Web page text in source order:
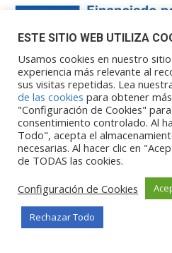
Financiado por la Unión Europea
embargo, los puntos de vista y las
opiniones expresadas son
no reflejan necesariamente los de
la Unión Europea o la Comisión
la Comisión Europea pueden ser
consideradas responsables de las
ESTE SITIO WEB UTILIZA
Usamos cookies en nuestro
experiencia más relevante al
sus visitas repetidas. Lea
de las cookies para obtener
"Configuración de Cookies"
consentimiento controlado. Al
Todo", acepta el
necesarias. Al hacer clic en
de TODAS las cookies.
Configuración de Cookies
Rechazar Todo